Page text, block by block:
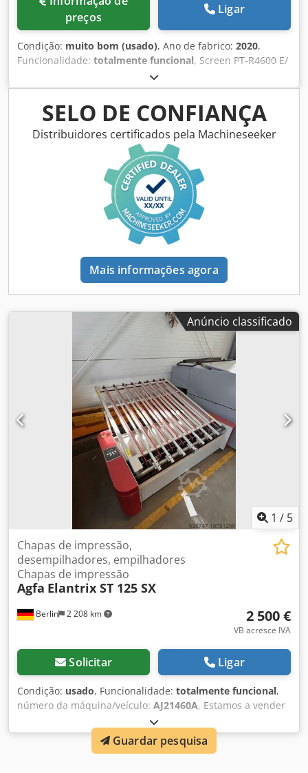
preços
Ligar
Condição: muito bom (usado), Ano de fabrico: 2020,
Funcionalidade: totalmente funcional, Screen PT-R4600 E/
Avalon N4-30 E N.º de série 462xxx, 16 diodos acoplados
por fibra, Contador de chapas: 10.792 Tempo de exposição:
1.045 h Interface de Rede Screen Blackbox EP-B101 RIP sob
pedido. Todas as ofertas sujeitas a venda prévia. Dkjdpfx
Afoxlf Rvsljr
SELO DE CONFIANÇA
Distribuidores certificados pela Machineseeker
Mais informações agora
Anúncio classificado
1 / 5
Berlin 2 208 km
Chapas de impressão,
desempilhadores, empilhadores
Chapas de impressão
Agfa Elantrix ST 125 SX
2 500 €
VB acresce IVA
Solicitar Ligar
Condição: usado, Funcionalidade: totalmente funcional,
número da máquina/veículo: AJ21460A, Estamos a vender
aqui em quantidade 2 empilhadores da Agfa da série
Elantrix. Funcionam perfeitamente e podem ser levantadas
de imediato. O nosso preço por peça é de 2500,-€ numa
Guardar pesquisa